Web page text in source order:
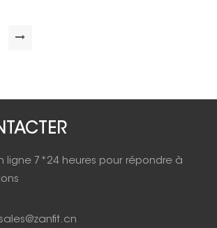
de la
ligne 7*24 heures pour répondre à